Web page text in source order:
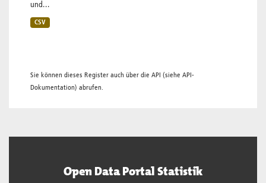
und...
CSV
Sie können dieses Register auch über die API (siehe API-
Dokumentation) abrufen.
Open Data Portal Statistik